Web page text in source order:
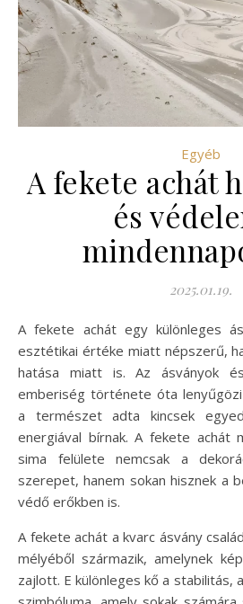
Egyéb
A fekete achát
és
2025.01.19.
A fekete achát egy különleges ásvány, amely nemcsak
esztétikai értéke miatt népszerű,
hatása miatt is. Az ásványok
emberiség története óta
a természet adta kincsek
energiával bírnak. A fekete achát
sima felülete nemcsak a
szerepet, hanem sokan hisznek a
védő erőkben is.
A fekete achát a kvarc ásvány
mélyéből származik, amelynek
zajlott. E különleges kő a stabilitás,